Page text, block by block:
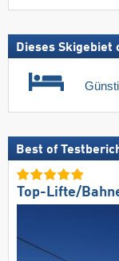
Dieses Skigebiet
Best of
Top-Lifte/